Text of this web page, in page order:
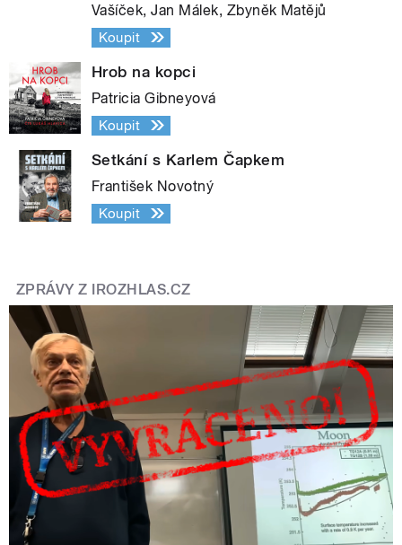
Vašíček, Jan Málek, Zbyněk Matějů
Koupit
Hrob na kopci
Patricia Gibneyová
Koupit
Setkání s Karlem Čapkem
František Novotný
Koupit
ZPRÁVY Z IROZHLAS.CZ